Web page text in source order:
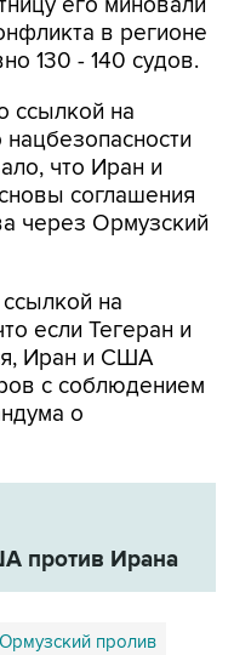
его миновали
в регионе
130 - 140 судов.
ссылкой на
что Иран и
соглашения
через Ормузский
на
если Тегеран и
Иран и США
с соблюдением
о
против Ирана
Ормузский пролив